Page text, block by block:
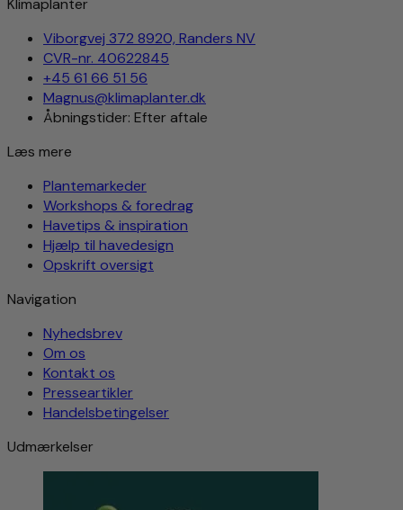
Viborgvej 372 8920, Randers NV
CVR-nr. 40622845
+45 61 66 51 56
Magnus@klimaplanter.dk
Åbningstider: Efter aftale
Læs mere
Plantemarkeder
Workshops & foredrag
Havetips & inspiration
Hjælp til havedesign
Opskrift oversigt
Navigation
Nyhedsbrev
Om os
Kontakt os
Presseartikler
Handelsbetingelser
Udmærkelser